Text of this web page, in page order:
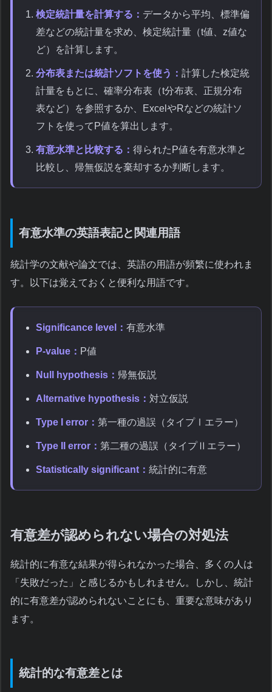
検定統計量を計算する： データから平均、標準偏
差などの統計量を求め、検定統計量（t値、z値な
ど）を計算します。
分布表または統計ソフトを使う： 計算した検定統
計量をもとに、確率分布表（t分布表、正規分布
表など）を参照するか、ExcelやRなどの統計ソ
フトを使ってP値を算出します。
有意水準と比較する： 得られたP値を有意水準と
比較し、帰無仮説を棄却するか判断します。
有意水準の英語表記と関連用語
統計学の文献や論文では、英語の用語が頻繁に使われま
す。以下は覚えておくと便利な用語です。
Significance level： 有意水準
P-value： P値
Null hypothesis： 帰無仮説
Alternative hypothesis： 対立仮説
Type I error： 第一種の過誤（タイプⅠエラー）
Type II error： 第二種の過誤（タイプⅡエラー）
Statistically significant： 統計的に有意
有意差が認められない場合の対処法
統計的に有意な結果が得られなかった場合、多くの人は
「失敗だった」と感じるかもしれません。しかし、統計
的に有意差が認められないことにも、重要な意味があり
ます。
統計的な有意差とは